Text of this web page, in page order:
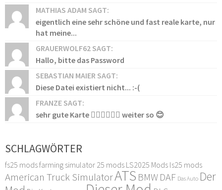
MATHIAS ADAM SAGT:
eigentlich eine sehr schöne und fast reale karte, nur
hat meine...
GRAUERWOLF62 SAGT:
Hallo, bitte das Password
SEBASTIAN MAIER SAGT:
Diese Datei existiert nicht... :-(
FRANZE SAGT:
sehr gute Karte 👍🏻👍🏻👍🏻 weiter so 😊
SCHLAGWÖRTER
fs25 modsfarming simulator 25 mods LS2025 Mods ls25 mods
American Truck SimulatorATS BMW DAF Das Auto Der